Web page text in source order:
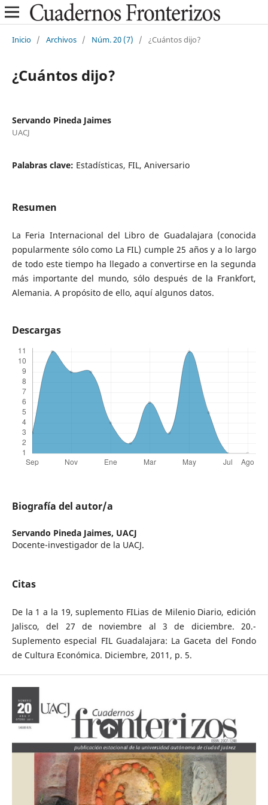
Inicio / Archivos / Núm. 20 (7) / ¿Cuántos dijo?
¿Cuántos dijo?
Servando Pineda Jaimes
UACJ
Palabras clave: Estadísticas, FIL, Aniversario
Resumen
La Feria Internacional del Libro de Guadalajara (conocida
popularmente sólo como La FIL) cumple 25 años y a lo largo
de todo este tiempo ha llegado a convertirse en la segunda
más importante del mundo, sólo después de la Frankfort,
Alemania. A propósito de ello, aquí algunos datos.
Descargas
Biografía del autor/a
Servando Pineda Jaimes, UACJ
Docente-investigador de la UACJ.
Citas
De la 1 a la 19, suplemento FILias de Milenio Diario, edición
Jalisco, del 27 de noviembre al 3 de diciembre. 20.-
Suplemento especial FIL Guadalajara: La Gaceta del Fondo
de Cultura Económica. Diciembre, 2011, p. 5.